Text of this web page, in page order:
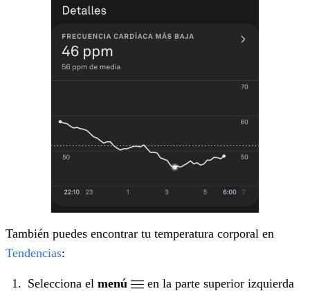
También puedes encontrar tu temperatura corporal en
Tendencias:
Selecciona el menú
en la parte superior izquierda